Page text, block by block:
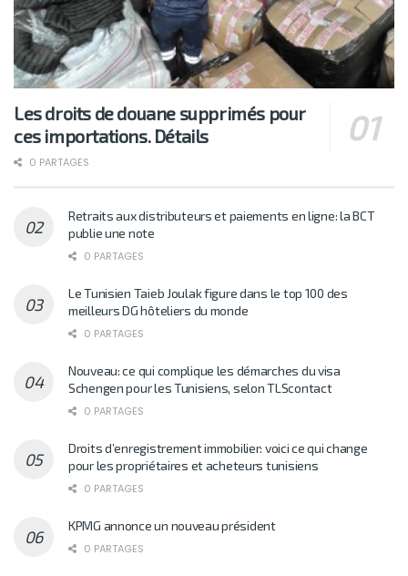
Les droits de douane supprimés pour
ces importations. Détails
0 PARTAGES
Retraits aux distributeurs et paiements en ligne: la BCT
publie une note
0 PARTAGES
Le Tunisien Taieb Joulak figure dans le top 100 des
meilleurs DG hôteliers du monde
0 PARTAGES
Nouveau: ce qui complique les démarches du visa
Schengen pour les Tunisiens, selon TLScontact
0 PARTAGES
Droits d’enregistrement immobilier: voici ce qui change
pour les propriétaires et acheteurs tunisiens
0 PARTAGES
KPMG annonce un nouveau président
0 PARTAGES